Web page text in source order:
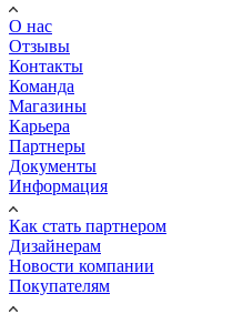
О нас
Отзывы
Контакты
Команда
Магазины
Карьера
Партнеры
Документы
Информация
Как стать партнером
Дизайнерам
Новости компании
Покупателям